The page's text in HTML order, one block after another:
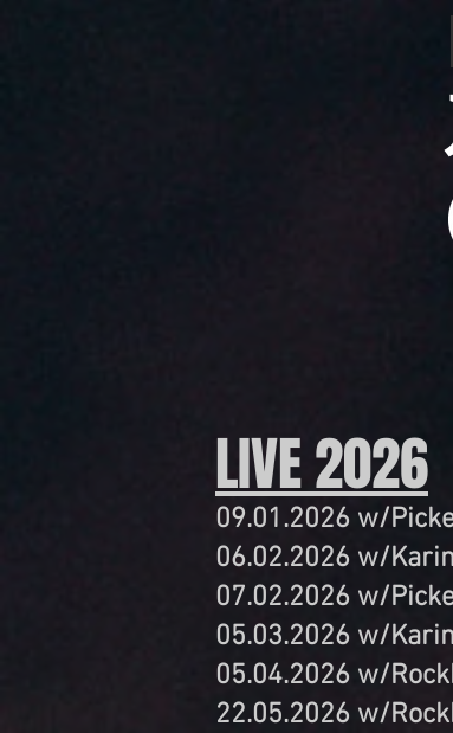
LIVE 2026
09.01.2026 w/
06.02.2026 w/
07.02.2026 w/
05.03.2026 w/
05.04.2026 w/
22.05.2026 w/